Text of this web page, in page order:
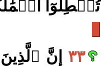
تُبۡطِلُوٓاْ
٣٣ إِنَّ